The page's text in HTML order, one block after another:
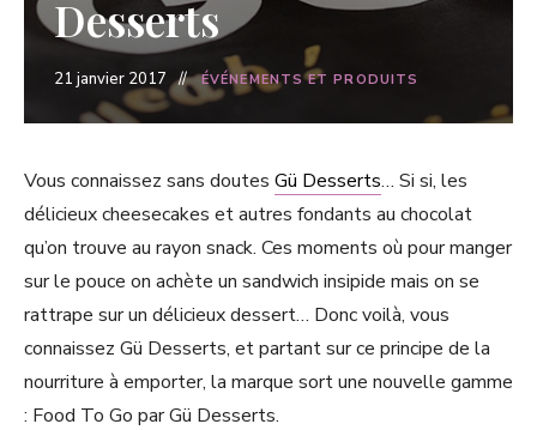
Desserts
21 janvier 2017 ÉVÉNEMENTS ET PRODUITS
Vous connaissez sans doutes Gü Desserts… Si si, les
délicieux cheesecakes et autres fondants au chocolat
qu’on trouve au rayon snack. Ces moments où pour manger
sur le pouce on achète un sandwich insipide mais on se
rattrape sur un délicieux dessert… Donc voilà, vous
connaissez Gü Desserts, et partant sur ce principe de la
nourriture à emporter, la marque sort une nouvelle gamme
: Food To Go par Gü Desserts.